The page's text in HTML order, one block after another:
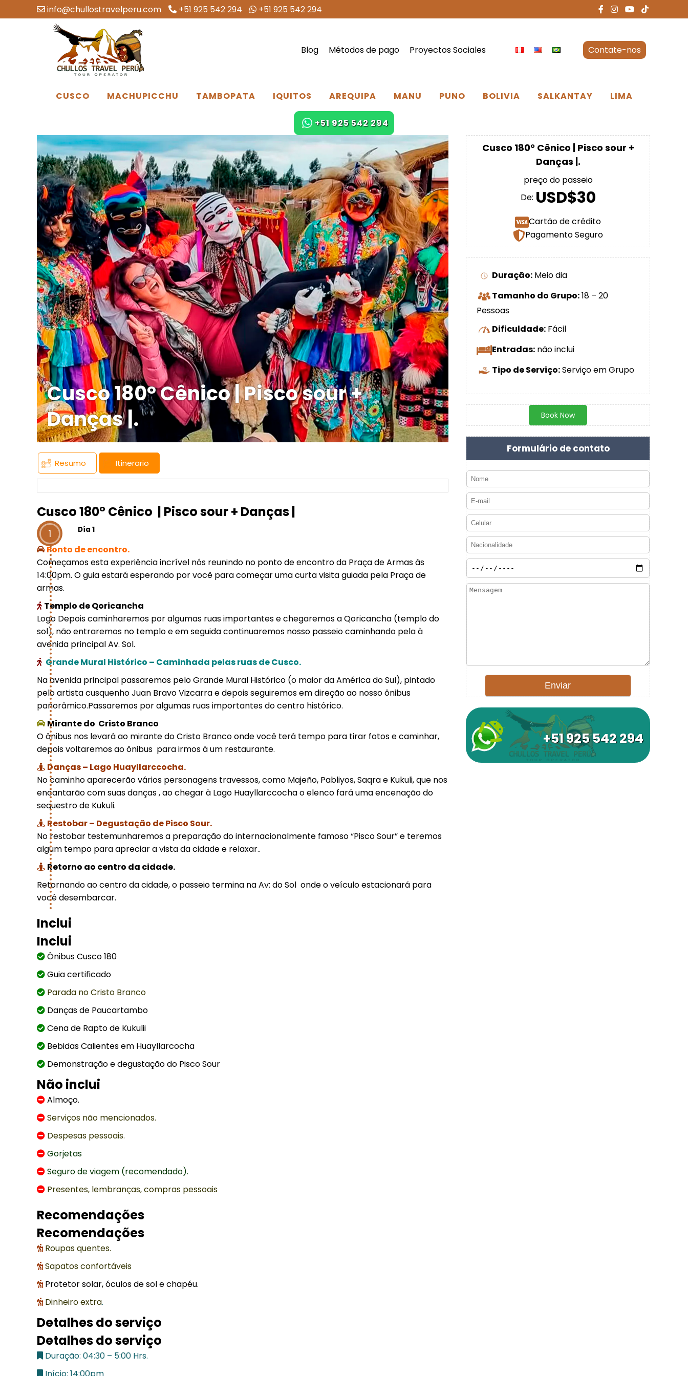
info@chullostravelperu.com +51 925 542 294 +51 925 542 294
Blog Métodos de pago Proyectos Sociales Contate-nos
CUSCO MACHUPICCHU TAMBOPATA IQUITOS AREQUIPA MANU PUNO BOLIVIA SALKANTAY LIMA
+51 925 542 294
Cusco 180° Cênico | Pisco sour +
Danças |.
Resumo Itinerario
Cusco 180° Cênico | Pisco sour + Danças |
1 Día 1
Ponto de encontro.
Começamos esta experiência incrível nós reunindo no ponto de encontro da Praça de Armas às
14:00pm. O guia estará esperando por você para começar uma curta visita guiada pela Praça de
armas.
Templo de Qoricancha
Logo Depois caminharemos por algumas ruas importantes e chegaremos a Qoricancha (templo do
sol), não entraremos no templo e em seguida continuaremos nosso passeio caminhando pela à
avenida principal Av. Sol.
Grande Mural Histórico – Caminhada pelas ruas de Cusco.
Na avenida principal passaremos pelo Grande Mural Histórico (o maior da América do Sul), pintado
pelo artista cusquenho Juan Bravo Vizcarra e depois seguiremos em direção ao nosso ônibus
panorâmico.Passaremos por algumas ruas importantes do centro histórico.
Mirante do Cristo Branco
O ônibus nos levará ao mirante do Cristo Branco onde você terá tempo para tirar fotos e caminhar,
depois voltaremos ao ônibus para irmos á um restaurante.
Danças – Lago Huayllarccocha.
No caminho aparecerão vários personagens travessos, como Majeño, Pabliyos, Saqra e Kukuli, que nos
encantarão com suas danças , ao chegar à Lago Huayllarccocha o elenco fará uma encenação do
sequestro de Kukuli.
Restobar – Degustação de Pisco Sour.
No restobar testemunharemos a preparação do internacionalmente famoso “Pisco Sour” e teremos
algum tempo para apreciar a vista da cidade e relaxar..
Retorno ao centro da cidade.
Retornando ao centro da cidade, o passeio termina na Av: do Sol onde o veículo estacionará para
você desembarcar.
Inclui
Inclui
Ônibus Cusco 180
Guia certificado
Parada no Cristo Branco
Danças de Paucartambo
Cena de Rapto de Kukulii
Bebidas Calientes em Huayllarcocha
Demonstração e degustação do Pisco Sour
Não inclui
Almoço.
Serviços não mencionados.
Despesas pessoais.
Gorjetas
Seguro de viagem (recomendado).
Presentes, lembranças, compras pessoais
Recomendações
Recomendações
Roupas quentes.
Sapatos confortáveis
Protetor solar, óculos de sol e chapéu.
Dinheiro extra.
Detalhes do serviço
Detalhes do serviço
Duração: 04:30 – 5:00 Hrs.
Cusco 180° Cênico | Pisco sour +
Danças |.
preço do passeio
De: USD$30
Cartão de crédito
Pagamento Seguro
Duração: Meio dia
Tamanho do Grupo:18 – 20
Pessoas
Dificuldade: Fácil
Entradas: não inclui
Tipo de Serviço:Serviço em Grupo
Book Now
Formulário de contato
+51 925 542 294